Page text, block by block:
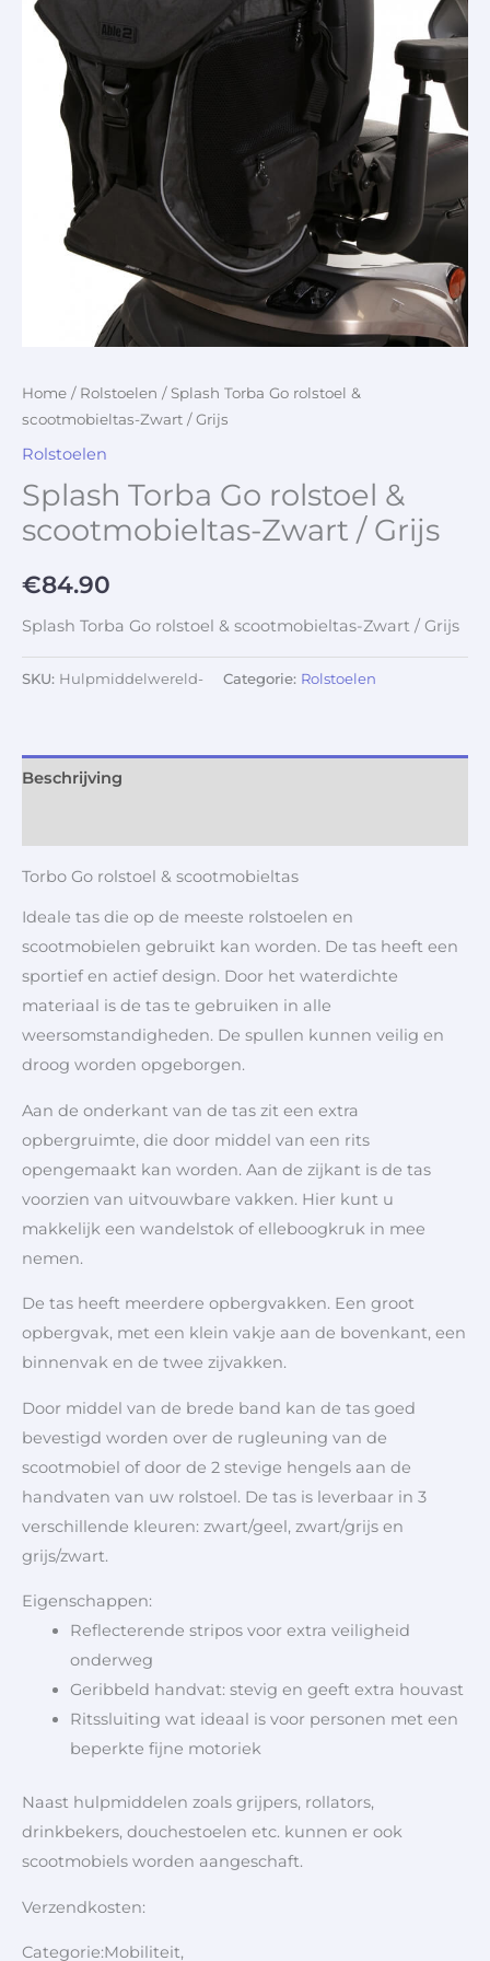
Home / Rolstoelen / Splash Torba Go rolstoel &
scootmobieltas-Zwart / Grijs
Rolstoelen
Splash Torba Go rolstoel &
scootmobieltas-Zwart / Grijs
€84.90
Splash Torba Go rolstoel & scootmobieltas-Zwart / Grijs
SKU: Hulpmiddelwereld- Categorie: Rolstoelen
Beschrijving
Torbo Go rolstoel & scootmobieltas
Ideale tas die op de meeste rolstoelen en
scootmobielen gebruikt kan worden. De tas heeft een
sportief en actief design. Door het waterdichte
materiaal is de tas te gebruiken in alle
weersomstandigheden. De spullen kunnen veilig en
droog worden opgeborgen.
Aan de onderkant van de tas zit een extra
opbergruimte, die door middel van een rits
opengemaakt kan worden. Aan de zijkant is de tas
voorzien van uitvouwbare vakken. Hier kunt u
makkelijk een wandelstok of elleboogkruk in mee
nemen.
De tas heeft meerdere opbergvakken. Een groot
opbergvak, met een klein vakje aan de bovenkant, een
binnenvak en de twee zijvakken.
Door middel van de brede band kan de tas goed
bevestigd worden over de rugleuning van de
scootmobiel of door de 2 stevige hengels aan de
handvaten van uw rolstoel. De tas is leverbaar in 3
verschillende kleuren: zwart/geel, zwart/grijs en
grijs/zwart.
Eigenschappen:
Reflecterende stripos voor extra veiligheid
onderweg
Geribbeld handvat: stevig en geeft extra houvast
Ritssluiting wat ideaal is voor personen met een
beperkte fijne motoriek
Naast hulpmiddelen zoals grijpers, rollators,
drinkbekers, douchestoelen etc. kunnen er ook
scootmobiels worden aangeschaft.
Verzendkosten:
Categorie:Mobiliteit,